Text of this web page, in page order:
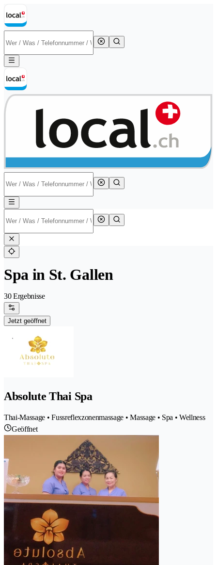
Spa in St. Gallen
30 Ergebnisse
Jetzt geöffnet
Absolute Thai Spa
Thai-Massage • Fussreflexzonenmassage • Massage • Spa • Wellness
Geöffnet